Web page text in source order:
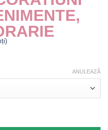
ANULEAZĂ
Cadou 8 Martie Mama